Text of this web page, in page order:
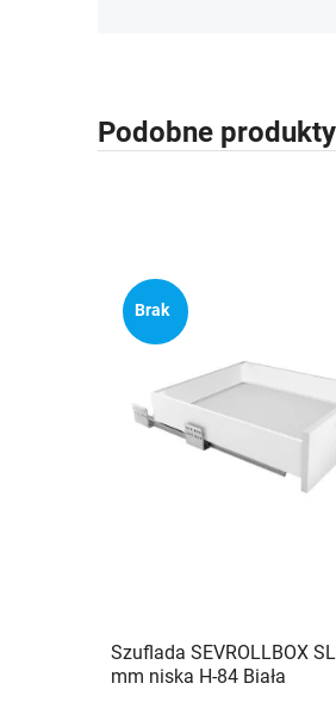
Podobne produkty
Brak
Szuflada SEVROLLBOX
mm niska H-84 Biała